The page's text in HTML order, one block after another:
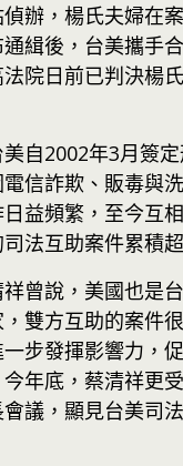
辦，楊氏夫婦在
緝後，台美攜手
院日前已判決楊
自2002年3月簽
信詐欺、販毒與
益頻繁，至今互
法互助案件累積
曾說，美國也是
雙方互助的案件
步發揮影響力，
年底，蔡清祥更
議，顯見台美司